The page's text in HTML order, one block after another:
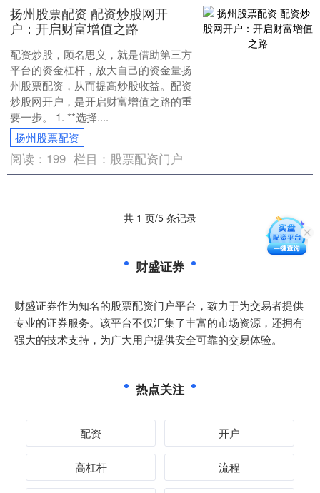
扬州股票配资 配资炒股网开
户：开启财富增值之路
配资炒股，顾名思义，就是借助第三方
平台的资金杠杆，放大自己的资金量扬
州股票配资，从而提高炒股收益。配资
炒股网开户，是开启财富增值之路的重
要一步。 1. **选择....
扬州股票配资
阅读： 199 栏目： 股票配资门户
共 1 页/5 条记录
财盛证券
财盛证券作为知名的股票配资门户平台，致力于为交易者提供
专业的证券服务。该平台不仅汇集了丰富的市场资源，还拥有
强大的技术支持，为广大用户提供安全可靠的交易体验。
热点关注
配资 开户
高杠杆 流程